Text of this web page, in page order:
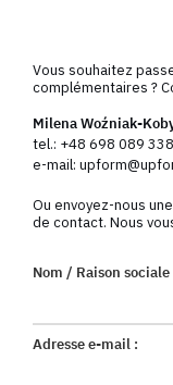
Vous souhaitez
complémentaires ?
Milena Woźniak-
tel.: +48 698 089 338
e-mail:
Ou envoyez-nous
de contact. Nous
Nom / Raison sociale
Adresse e-mail :